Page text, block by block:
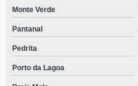
Monte Verde
Pantanal
Pedrita
Porto da Lagoa